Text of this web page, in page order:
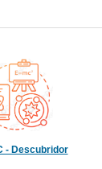
- Descubridor